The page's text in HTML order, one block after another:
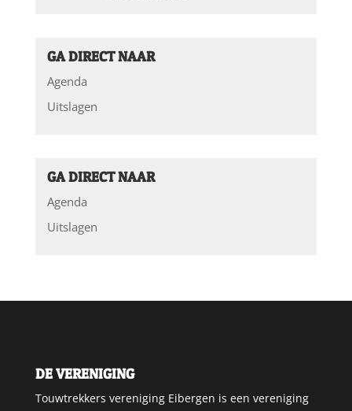
GA DIRECT NAAR
Agenda
Uitslagen
GA DIRECT NAAR
Agenda
Uitslagen
DE VERENIGING
Touwtrekkers vereniging Eibergen is een vereniging